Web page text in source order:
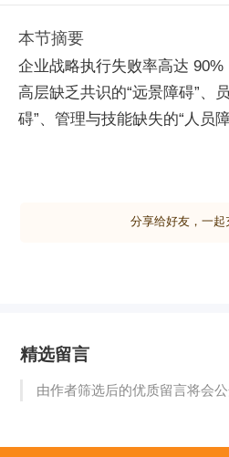
本节摘要
企业战略执行失败率高达 90%
高层缺乏共识的“远景障碍”、
碍”、管理与技能缺失的“人员
完善的“制度保障”。华为的核
上，应摒弃单一财务指标，采
营隐患。战略落地的关键在于
略必须兼具正确性与高共识度
清过程。华为每年耗时近九
分享给好友，一起
精选留言
由作者筛选后的优质留言将会